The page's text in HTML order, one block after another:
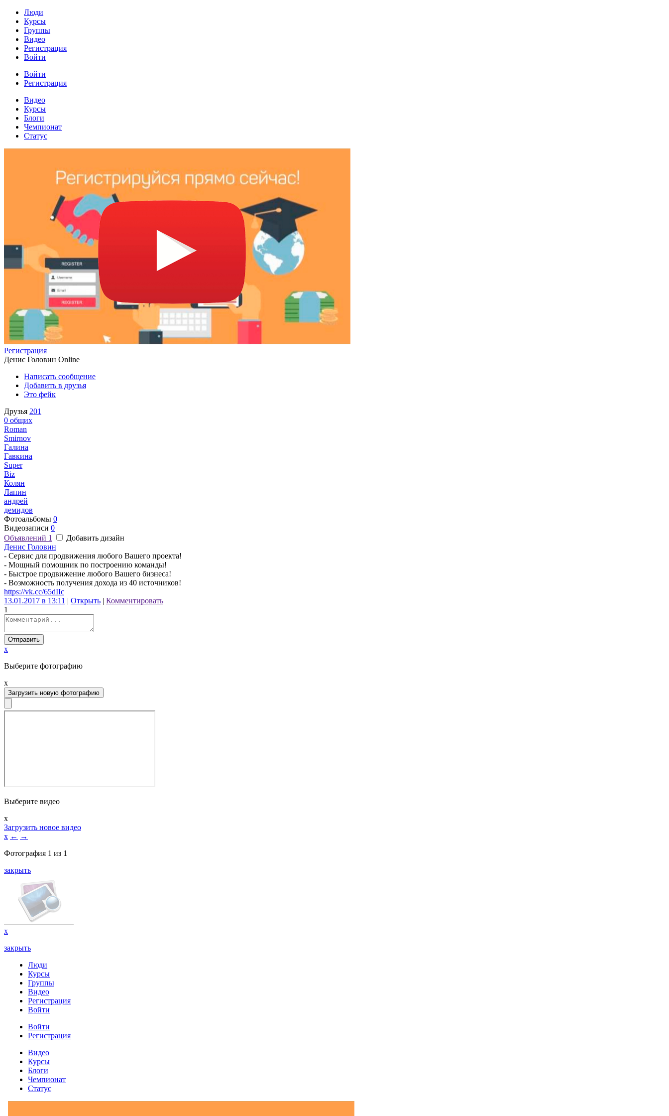
Люди
Курсы
Группы
Видео
Регистрация
Войти
Войти
Регистрация
Видео
Курсы
Блоги
Чемпионат
Статус
Регистрация
Денис Головин Online
Написать сообщение
Добавить в друзья
Это фейк
Друзья 201
0 общих
Roman
Smirnov
Галина
Гавкина
Super
Biz
Колян
Лапин
андрей
демидов
Фотоальбомы 0
Видеозаписи 0
Объявлений 1
Добавить дизайн
Денис Головин
- Сервис для продвижения любого Вашего проекта!
- Мощный помощник по построению команды!
- Быстрое продвижение любого Вашего бизнеса!
- Возможность получения дохода из 40 источников!
https://vk.cc/65dIIc
13.01.2017 в 13:11 | Открыть | Комментировать
1
Отправить
x
Выберите фотографию
x
Загрузить новую фотографию
Выберите видео
x
Загрузить новое видео
x ← →
Фотография 1 из 1
закрыть
x
закрыть